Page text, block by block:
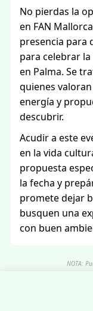
No pierdas la
en FAN
presencia para
para celebrar
en Palma. Se
quienes
energía y
descubrir.
Acudir a este
en la vida
propuesta
la fecha y
promete dejar
busquen una
con buen
NOTA: